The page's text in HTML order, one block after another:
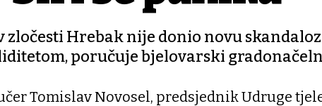
zločesti Hrebak nije donio novu
poručuje bjelovarski
Tomislav Novosel, predsjednik Udruge